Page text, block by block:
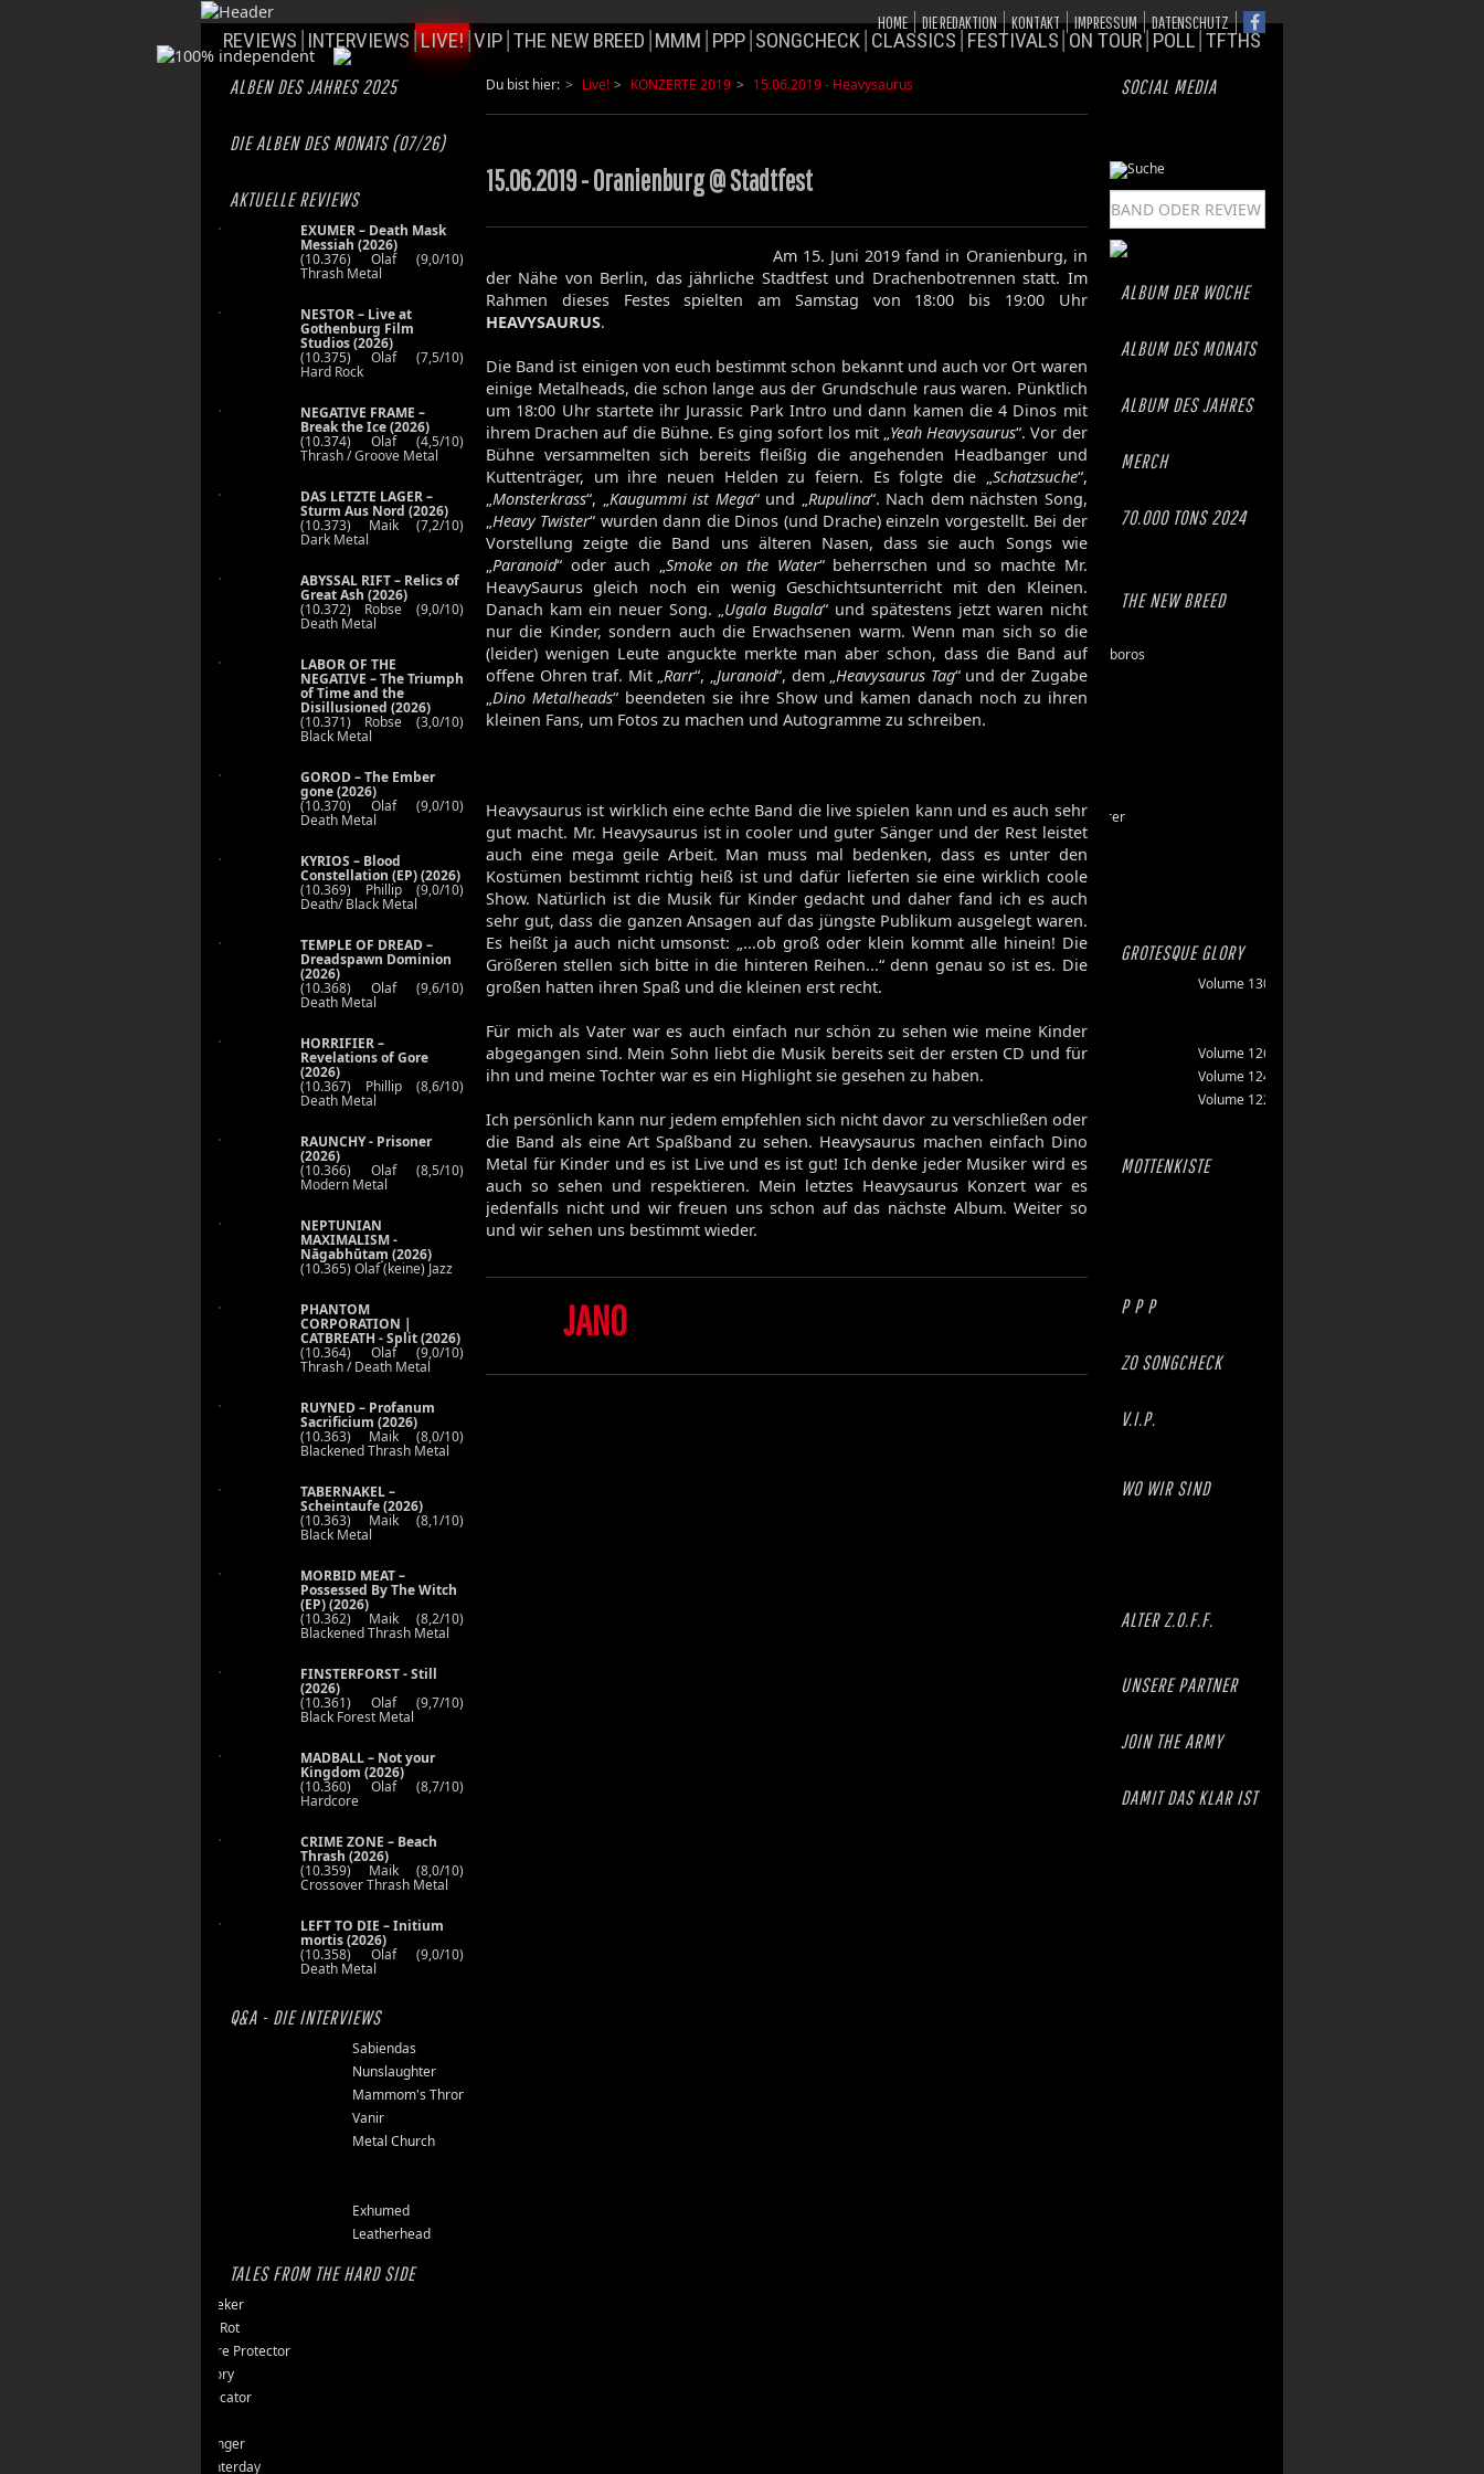
HOME DIE REDAKTION KONTAKT IMPRESSUM DATENSCHUTZ
REVIEWS INTERVIEWS LIVE! VIP THE NEW BREED MMM PPP SONGCHECK CLASSICS FESTIVALS ON TOUR POLL TFTHS
ALBEN DES JAHRES 2025
DIE ALBEN DES MONATS (07/26)
AKTUELLE REVIEWS
EXUMER – Death Mask
Messiah (2026)
(10.376) Olaf (9,0/10)
Thrash Metal
NESTOR – Live at
Gothenburg Film
Studios (2026)
(10.375) Olaf (7,5/10)
Hard Rock
NEGATIVE FRAME –
Break the Ice (2026)
(10.374) Olaf (4,5/10)
Thrash / Groove Metal
DAS LETZTE LAGER –
Sturm Aus Nord (2026)
(10.373) Maik (7,2/10)
Dark Metal
ABYSSAL RIFT – Relics of
Great Ash (2026)
(10.372) Robse (9,0/10)
Death Metal
LABOR OF THE
NEGATIVE – The Triumph
of Time and the
Disillusioned (2026)
(10.371) Robse (3,0/10)
Black Metal
GOROD – The Ember
gone (2026)
(10.370) Olaf (9,0/10)
Death Metal
KYRIOS – Blood
Constellation (EP) (2026)
(10.369) Phillip (9,0/10)
Death/ Black Metal
TEMPLE OF DREAD –
Dreadspawn Dominion
(2026)
(10.368) Olaf (9,6/10)
Death Metal
HORRIFIER –
Revelations of Gore
(2026)
(10.367) Phillip (8,6/10)
Death Metal
RAUNCHY - Prisoner
(2026)
(10.366) Olaf (8,5/10)
Modern Metal
NEPTUNIAN
MAXIMALISM -
Nāgabhūtaṃ (2026)
(10.365) Olaf (keine) Jazz
PHANTOM
CORPORATION |
CATBREATH - Split (2026)
(10.364) Olaf (9,0/10)
Thrash / Death Metal
RUYNED – Profanum
Sacrificium (2026)
(10.363) Maik (8,0/10)
Blackened Thrash Metal
TABERNAKEL –
Scheintaufe (2026)
(10.363) Maik (8,1/10)
Black Metal
MORBID MEAT –
Possessed By The Witch
(EP) (2026)
(10.362) Maik (8,2/10)
Blackened Thrash Metal
FINSTERFORST - Still
(2026)
(10.361) Olaf (9,7/10)
Black Forest Metal
MADBALL – Not your
Kingdom (2026)
(10.360) Olaf (8,7/10)
Hardcore
CRIME ZONE – Beach
Thrash (2026)
(10.359) Maik (8,0/10)
Crossover Thrash Metal
LEFT TO DIE – Initium
mortis (2026)
(10.358) Olaf (9,0/10)
Death Metal
Q&A - DIE INTERVIEWS
Sabiendas
Nunslaughter
Mammom's Throne
Vanir
Metal Church
Exhumed
Leatherhead
TALES FROM THE HARD SIDE
Endseeker
Jungle Rot
40 Jahre Protector
Vomitory
Messticator
Clawfinger
Slaughterday
Du bist hier: Live! KONZERTE 2019 15.06.2019 - Heavysaurus
15.06.2019 - Oranienburg @ Stadtfest
Am 15. Juni 2019 fand in Oranienburg, in
der Nähe von Berlin, das jährliche Stadtfest und Drachenbotrennen statt. Im
Rahmen dieses Festes spielten am Samstag von 18:00 bis 19:00 Uhr
HEAVYSAURUS.
Die Band ist einigen von euch bestimmt schon bekannt und auch vor Ort waren
einige Metalheads, die schon lange aus der Grundschule raus waren. Pünktlich
um 18:00 Uhr startete ihr Jurassic Park Intro und dann kamen die 4 Dinos mit
ihrem Drachen auf die Bühne. Es ging sofort los mit „Yeah Heavysaurus“. Vor der
Bühne versammelten sich bereits fleißig die angehenden Headbanger und
Kuttenträger, um ihre neuen Helden zu feiern. Es folgte die „Schatzsuche“,
„Monsterkrass“, „Kaugummi ist Mega“ und „Rupulina“. Nach dem nächsten Song,
„Heavy Twister“ wurden dann die Dinos (und Drache) einzeln vorgestellt. Bei der
Vorstellung zeigte die Band uns älteren Nasen, dass sie auch Songs wie
„Paranoid“ oder auch „Smoke on the Water“ beherrschen und so machte Mr.
HeavySaurus gleich noch ein wenig Geschichtsunterricht mit den Kleinen.
Danach kam ein neuer Song. „Ugala Bugala“ und spätestens jetzt waren nicht
nur die Kinder, sondern auch die Erwachsenen warm. Wenn man sich so die
(leider) wenigen Leute anguckte merkte man aber schon, dass die Band auf
offene Ohren traf. Mit „Rarr“, „Juranoid“, dem „Heavysaurus Tag“ und der Zugabe
„Dino Metalheads“ beendeten sie ihre Show und kamen danach noch zu ihren
kleinen Fans, um Fotos zu machen und Autogramme zu schreiben.
Heavysaurus ist wirklich eine echte Band die live spielen kann und es auch sehr
gut macht. Mr. Heavysaurus ist in cooler und guter Sänger und der Rest leistet
auch eine mega geile Arbeit. Man muss mal bedenken, dass es unter den
Kostümen bestimmt richtig heiß ist und dafür lieferten sie eine wirklich coole
Show. Natürlich ist die Musik für Kinder gedacht und daher fand ich es auch
sehr gut, dass die ganzen Ansagen auf das jüngste Publikum ausgelegt waren.
Es heißt ja auch nicht umsonst: „...ob groß oder klein kommt alle hinein! Die
Größeren stellen sich bitte in die hinteren Reihen...“ denn genau so ist es. Die
großen hatten ihren Spaß und die kleinen erst recht.
Für mich als Vater war es auch einfach nur schön zu sehen wie meine Kinder
abgegangen sind. Mein Sohn liebt die Musik bereits seit der ersten CD und für
ihn und meine Tochter war es ein Highlight sie gesehen zu haben.
Ich persönlich kann nur jedem empfehlen sich nicht davor zu verschließen oder
die Band als eine Art Spaßband zu sehen. Heavysaurus machen einfach Dino
Metal für Kinder und es ist Live und es ist gut! Ich denke jeder Musiker wird es
auch so sehen und respektieren. Mein letztes Heavysaurus Konzert war es
jedenfalls nicht und wir freuen uns schon auf das nächste Album. Weiter so
und wir sehen uns bestimmt wieder.
JANO
SOCIAL MEDIA
ALBUM DER WOCHE
ALBUM DES MONATS
ALBUM DES JAHRES
MERCH
70.000 TONS 2024
THE NEW BREED
Eschaton
Dawn of Ouroboros
Toxic Hazard
Gasbrand
Grand Devourer
Iron Echo
U.R.N.
Amethyst
GROTESQUE GLORY
Volume 131
Volume 130
Volume 128
Volume 127
Volume 126
Volume 125
Volume 124
Volume 122
MOTTENKISTE
Satan's Host
Damien
P P P
ZO SONGCHECK
V.I.P.
WO WIR SIND
ALTER Z.O.F.F.
UNSERE PARTNER
JOIN THE ARMY
DAMIT DAS KLAR IST